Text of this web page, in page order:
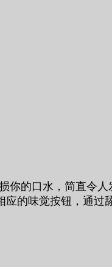
你的口水，简直令
的味觉按钮，通